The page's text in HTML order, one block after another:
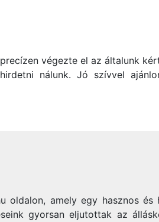
végezte el az általunk
nálunk. Jó szívvel
oldalon, amely egy hasznos
gyorsan eljutottak az